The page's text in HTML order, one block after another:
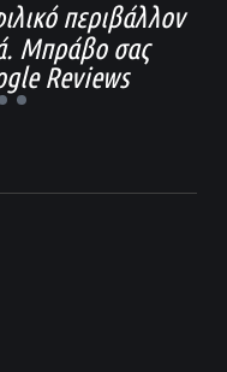
περιβάλλον
Μπράβο σας
Reviews
7